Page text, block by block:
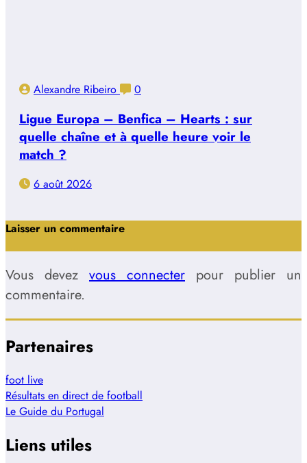
Alexandre Ribeiro 0
Ligue Europa – Benfica – Hearts : sur
quelle chaîne et à quelle heure voir le
match ?
6 août 2026
Laisser un commentaire
Vous devez vous connecter pour publier un
commentaire.
Partenaires
foot live
Résultats en direct de football
Le Guide du Portugal
Liens utiles